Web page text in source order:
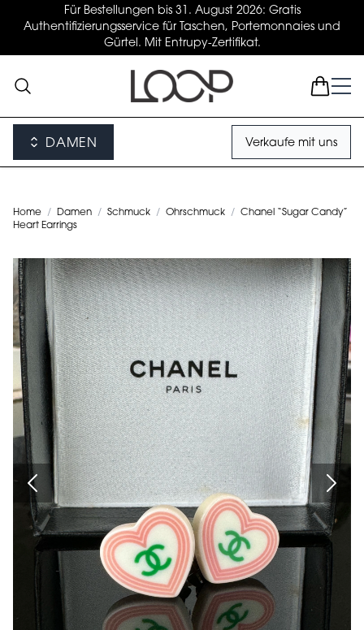
Für Bestellungen bis 31. August 2026: Gratis
Authentifizierungsservice für Taschen, Portemonnaies und
Gürtel. Mit Entrupy-Zertifikat.
DAMEN Verkaufe mit uns
Home / Damen / Schmuck / Ohrschmuck / Chanel “Sugar Candy”
Heart Earrings